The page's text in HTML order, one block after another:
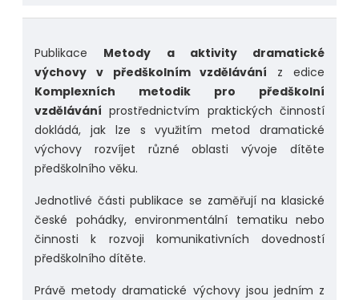
Publikace Metody a aktivity dramatické
výchovy v předškolním vzdělávání z edice
Komplexních metodik pro předškolní
vzdělávání prostřednictvím praktických činností
dokládá, jak lze s využitím metod dramatické
výchovy rozvíjet různé oblasti vývoje dítěte
předškolního věku.
Jednotlivé části publikace se zaměřují na klasické
české pohádky, environmentální tematiku nebo
činnosti k rozvoji komunikativních dovedností
předškolního dítěte.
Právě metody dramatické výchovy jsou jedním z